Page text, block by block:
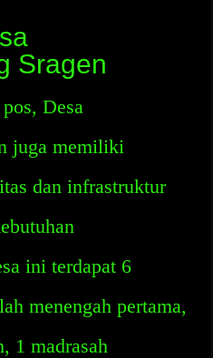
Sragen
Desa
juga memiliki
dan infrastruktur
ini terdapat 6
menengah pertama,
1 madrasah